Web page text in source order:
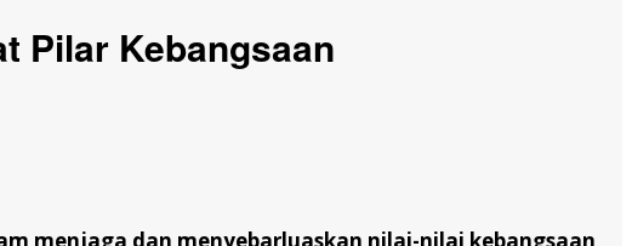
Pilar Kebangsaan
menjaga dan menyebarluaskan nilai-nilai kebangsaan